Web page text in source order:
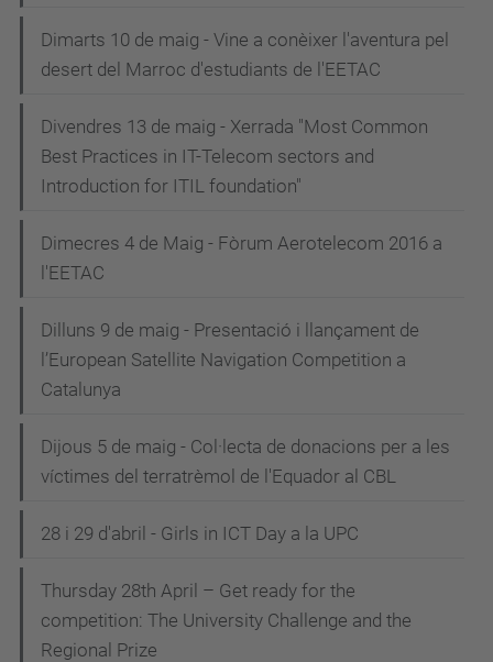
Dimarts 10 de maig - Vine a conèixer l'aventura pel
desert del Marroc d'estudiants de l'EETAC
Divendres 13 de maig - Xerrada "Most Common
Best Practices in IT-Telecom sectors and
Introduction for ITIL foundation"
Dimecres 4 de Maig - Fòrum Aerotelecom 2016 a
l'EETAC
Dilluns 9 de maig - Presentació i llançament de
l’European Satellite Navigation Competition a
Catalunya
Dijous 5 de maig - Col·lecta de donacions per a les
víctimes del terratrèmol de l'Equador al CBL
28 i 29 d'abril - Girls in ICT Day a la UPC
Thursday 28th April – Get ready for the
competition: The University Challenge and the
Regional Prize